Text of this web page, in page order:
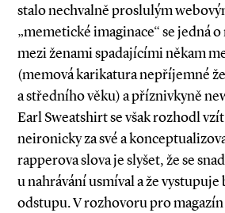
stalo nechvalně proslulým
„memetické imaginace“ se jedná
mezi ženami spadajícími někam
(memová karikatura nepříjemné
a středního věku) a příznivkyně
Earl Sweatshirt se však rozhodl
neironicky za své a
rapperova slova je slyšet, že se
u nahrávání usmíval a že
odstupu. V rozhovoru pro magazín